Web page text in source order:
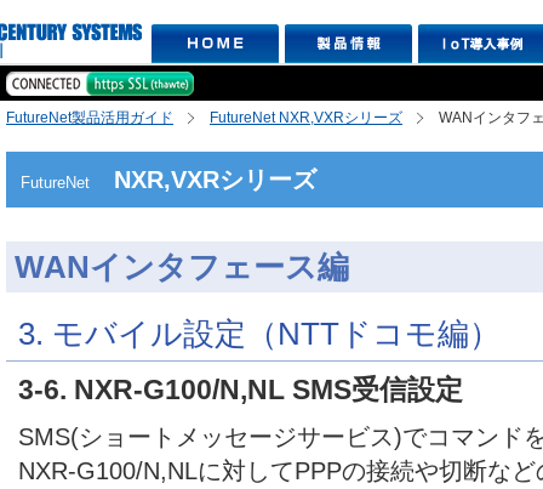
FutureNet製品活用ガイド FutureNet NXR,VXRシリーズ WANインタフ
FutureNet NXR,VXRシリーズ
WANインタフェース編
3. モバイル設定（NTTドコモ編）
3-6. NXR-G100/N,NL SMS受信設定
SMS(ショートメッセージサービス)でコマンド
NXR-G100/N,NLに対してPPPの接続や切断な